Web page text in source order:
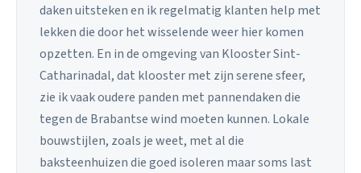
daken uitsteken en ik regelmatig klanten help met
lekken die door het wisselende weer hier komen
opzetten. En in de omgeving van Klooster Sint-
Catharinadal, dat klooster met zijn serene sfeer,
zie ik vaak oudere panden met pannendaken die
tegen de Brabantse wind moeten kunnen. Lokale
bouwstijlen, zoals je weet, met al die
baksteenhuizen die goed isoleren maar soms last